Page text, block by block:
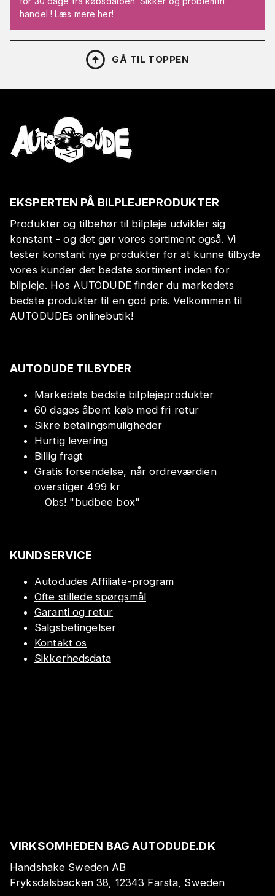
handel ! Læs mere her!
GÅ TIL TOPPEN
EKSPERTEN PÅ BILPLEJEPRODUKTER
Produkter og tilbehør til bilpleje udvikler sig
konstant - og det gør vores sortiment også. Vi
tester konstant nye produkter for at kunne tilbyde
vores kunder det bedste sortiment inden for
bilpleje. Hos AUTODUDE finder du markedets
bedste produkter til en god pris. Velkommen til
AUTODUDEs onlinebutik!
AUTODUDE TILBYDER
Markedets bedste bilplejeprodukter
60 dages åbent køb med fri retur
Sikre betalingsmuligheder
Hurtig levering
Billig fragt
Gratis forsendelse, når ordreværdien
overstiger 499 kr
Obs! "budbee box"
KUNDSERVICE
Autodudes Affiliate-program
Ofte stillede spørgsmål
Garanti og retur
Salgsbetingelser
Kontakt os
Sikkerhedsdata
VIRKSOMHEDEN BAG AUTODUDE.DK
Handshake Sweden AB
Fryksdalsbacken 38, 12343 Farsta, Sweden